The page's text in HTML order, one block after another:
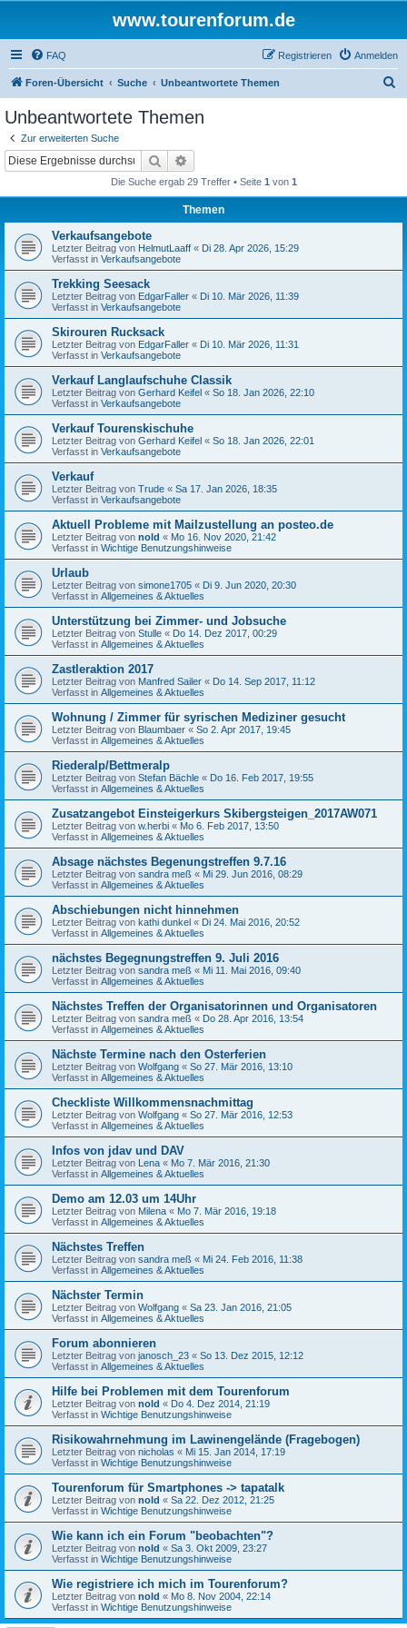
www.tourenforum.de
FAQ Anmelden
Registrieren
Foren-Übersicht Suche Unbeantwortete Themen
Unbeantwortete Themen
Zur erweiterten Suche
Suche
Die Suche ergab 29 Treffer • Seite 1 von 1
Themen
Verkaufsangebote
Letzter Beitrag von HelmutLaaff « Di 28. Apr 2026, 15:29
Verfasst in Verkaufsangebote
Trekking Seesack
Letzter Beitrag von EdgarFaller « Di 10. Mär 2026, 11:39
Verfasst in Verkaufsangebote
Skirouren Rucksack
Letzter Beitrag von EdgarFaller « Di 10. Mär 2026, 11:31
Verfasst in Verkaufsangebote
Verkauf Langlaufschuhe Classik
Letzter Beitrag von Gerhard Keifel « So 18. Jan 2026, 22:10
Verfasst in Verkaufsangebote
Verkauf Tourenskischuhe
Letzter Beitrag von Gerhard Keifel « So 18. Jan 2026, 22:01
Verfasst in Verkaufsangebote
Verkauf
Letzter Beitrag von Trude « Sa 17. Jan 2026, 18:35
Verfasst in Verkaufsangebote
Aktuell Probleme mit Mailzustellung an posteo.de
Letzter Beitrag von nold « Mo 16. Nov 2020, 21:42
Verfasst in Wichtige Benutzungshinweise
Urlaub
Letzter Beitrag von simone1705 « Di 9. Jun 2020, 20:30
Verfasst in Allgemeines & Aktuelles
Unterstützung bei Zimmer- und Jobsuche
Letzter Beitrag von Stulle « Do 14. Dez 2017, 00:29
Verfasst in Allgemeines & Aktuelles
Zastleraktion 2017
Letzter Beitrag von Manfred Sailer « Do 14. Sep 2017, 11:12
Verfasst in Allgemeines & Aktuelles
Wohnung / Zimmer für syrischen Mediziner gesucht
Letzter Beitrag von Blaumbaer « So 2. Apr 2017, 19:45
Verfasst in Allgemeines & Aktuelles
Riederalp/Bettmeralp
Letzter Beitrag von Stefan Bächle « Do 16. Feb 2017, 19:55
Verfasst in Allgemeines & Aktuelles
Zusatzangebot Einsteigerkurs Skibergsteigen_2017AW071
Letzter Beitrag von w.herbi « Mo 6. Feb 2017, 13:50
Verfasst in Allgemeines & Aktuelles
Absage nächstes Begenungstreffen 9.7.16
Letzter Beitrag von sandra meß « Mi 29. Jun 2016, 08:29
Verfasst in Allgemeines & Aktuelles
Abschiebungen nicht hinnehmen
Letzter Beitrag von kathi dunkel « Di 24. Mai 2016, 20:52
Verfasst in Allgemeines & Aktuelles
nächstes Begegnungstreffen 9. Juli 2016
Letzter Beitrag von sandra meß « Mi 11. Mai 2016, 09:40
Verfasst in Allgemeines & Aktuelles
Nächstes Treffen der Organisatorinnen und Organisatoren
Letzter Beitrag von sandra meß « Do 28. Apr 2016, 13:54
Verfasst in Allgemeines & Aktuelles
Nächste Termine nach den Osterferien
Letzter Beitrag von Wolfgang « So 27. Mär 2016, 13:10
Verfasst in Allgemeines & Aktuelles
Checkliste Willkommensnachmittag
Letzter Beitrag von Wolfgang « So 27. Mär 2016, 12:53
Verfasst in Allgemeines & Aktuelles
Infos von jdav und DAV
Letzter Beitrag von Lena « Mo 7. Mär 2016, 21:30
Verfasst in Allgemeines & Aktuelles
Demo am 12.03 um 14Uhr
Letzter Beitrag von Milena « Mo 7. Mär 2016, 19:18
Verfasst in Allgemeines & Aktuelles
Nächstes Treffen
Letzter Beitrag von sandra meß « Mi 24. Feb 2016, 11:38
Verfasst in Allgemeines & Aktuelles
Nächster Termin
Letzter Beitrag von Wolfgang « Sa 23. Jan 2016, 21:05
Verfasst in Allgemeines & Aktuelles
Forum abonnieren
Letzter Beitrag von janosch_23 « So 13. Dez 2015, 12:12
Verfasst in Allgemeines & Aktuelles
Hilfe bei Problemen mit dem Tourenforum
Letzter Beitrag von nold « Do 4. Dez 2014, 21:19
Verfasst in Wichtige Benutzungshinweise
Risikowahrnehmung im Lawinengelände (Fragebogen)
Letzter Beitrag von nicholas « Mi 15. Jan 2014, 17:19
Verfasst in Wichtige Benutzungshinweise
Tourenforum für Smartphones -> tapatalk
Letzter Beitrag von nold « Sa 22. Dez 2012, 21:25
Verfasst in Wichtige Benutzungshinweise
Wie kann ich ein Forum "beobachten"?
Letzter Beitrag von nold « Sa 3. Okt 2009, 23:27
Verfasst in Wichtige Benutzungshinweise
Wie registriere ich mich im Tourenforum?
Letzter Beitrag von nold « Mo 8. Nov 2004, 22:14
Verfasst in Wichtige Benutzungshinweise